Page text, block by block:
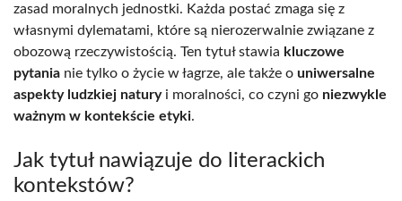
zasad moralnych jednostki. Każda postać zmaga się z
własnymi dylematami, które są nierozerwalnie związane z
obozową rzeczywistością. Ten tytuł stawia kluczowe
pytania nie tylko o życie w łagrze, ale także o uniwersalne
aspekty ludzkiej naturyi moralności, co czyni go niezwykle
ważnym w kontekście etyki.
Jak tytuł nawiązuje do literackich
kontekstów?